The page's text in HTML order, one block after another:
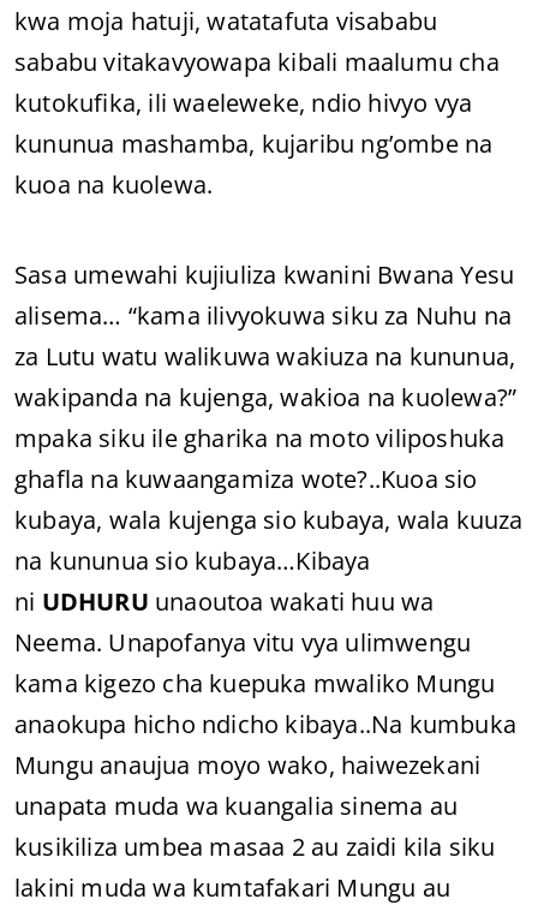
kwa moja hatuji, watatafuta visababu
sababu vitakavyowapa kibali maalumu cha
kutokufika, ili waeleweke, ndio hivyo vya
kununua mashamba, kujaribu ng’ombe na
kuoa na kuolewa.
Sasa umewahi kujiuliza kwanini Bwana Yesu
alisema… “kama ilivyokuwa siku za Nuhu na
za Lutu watu walikuwa wakiuza na kununua,
wakipanda na kujenga, wakioa na kuolewa?”
mpaka siku ile gharika na moto viliposhuka
ghafla na kuwaangamiza wote?..Kuoa sio
kubaya, wala kujenga sio kubaya, wala kuuza
na kununua sio kubaya…Kibaya
ni UDHURU unaoutoa wakati huu wa
Neema. Unapofanya vitu vya ulimwengu
kama kigezo cha kuepuka mwaliko Mungu
anaokupa hicho ndicho kibaya..Na kumbuka
Mungu anaujua moyo wako, haiwezekani
unapata muda wa kuangalia sinema au
kusikiliza umbea masaa 2 au zaidi kila siku
lakini muda wa kumtafakari Mungu au